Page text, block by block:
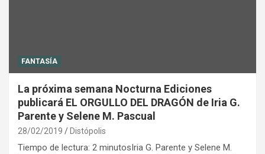
FANTASÍA
La próxima semana Nocturna Ediciones
publicará EL ORGULLO DEL DRAGÓN de Iria G.
Parente y Selene M. Pascual
28/02/2019 Distópolis
Tiempo de lectura: 2 minutosIria G. Parente y Selene M.